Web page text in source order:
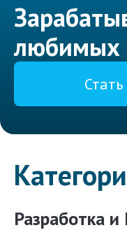
любимых
Разработка и